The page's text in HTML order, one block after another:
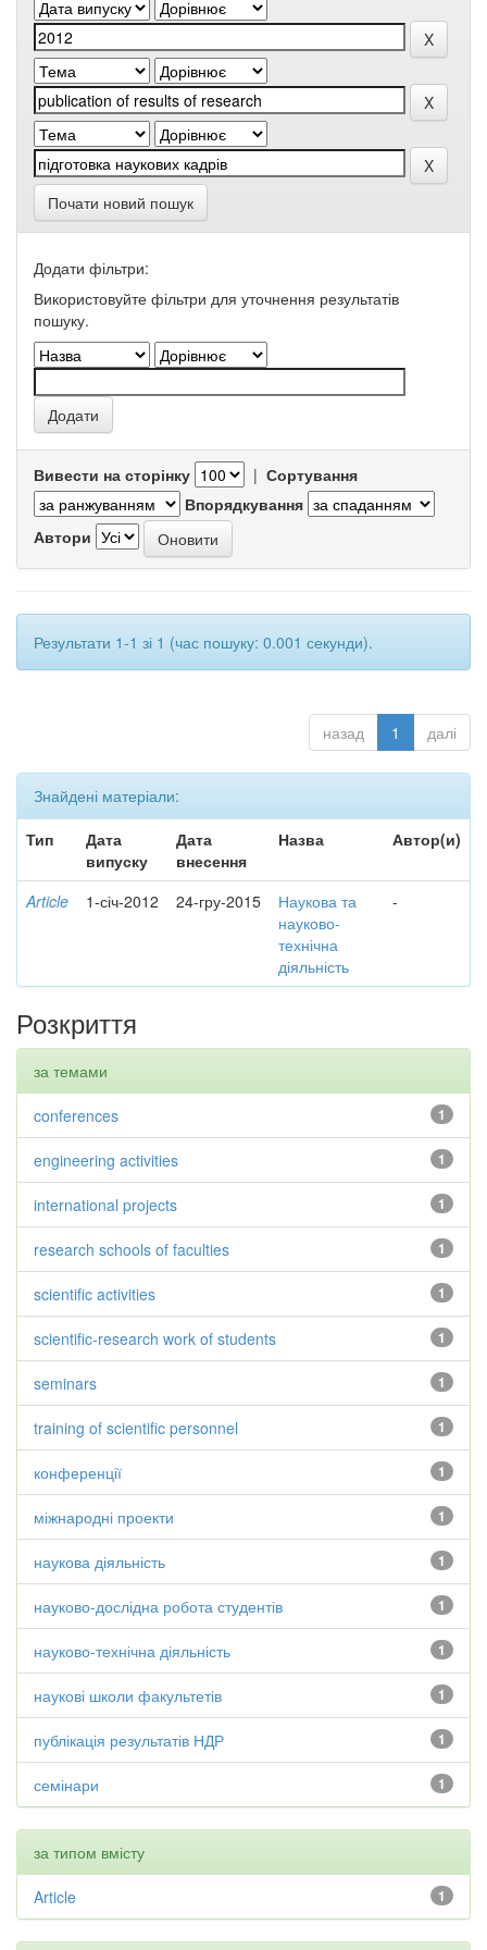
Почати новий пошук
Додати фільтри:
Використовуйте фільтри для уточнення результатів
пошуку.
Вивести на сторінку | Сортування
Впорядкування
Автори
Результати 1-1 зі 1 (час пошуку: 0.001 секунди).
назад 1 далі
Знайдені матеріали:
Тип
Дата
випуску
Дата
внесення
Назва Автор(и)
Article 1-січ-2012 24-гру-2015
Наукова та
науково-
технічна
діяльність
-
Розкриття
за темами
1
conferences
1
engineering activities
1
international projects
1
research schools of faculties
1
scientific activities
1
scientific-research work of students
1
seminars
1
training of scientific personnel
1
конференції
1
міжнародні проекти
1
наукова діяльність
1
науково-дослідна робота студентів
1
науково-технічна діяльність
1
наукові школи факультетів
1
публікація результатів НДР
1
семінари
за типом вмісту
1
Article